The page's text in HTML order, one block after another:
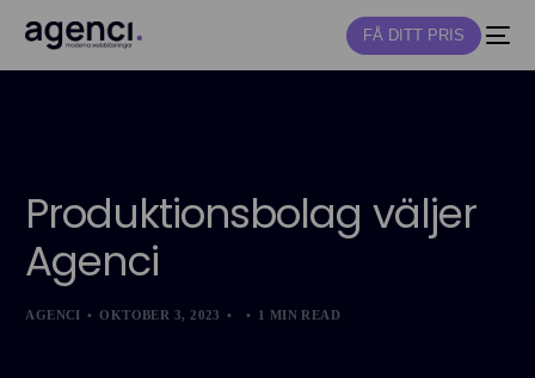
FÅ DITT PRIS
Produktionsbolag väljer
Agenci
AGENCI OKTOBER 3, 2023 1 MIN READ